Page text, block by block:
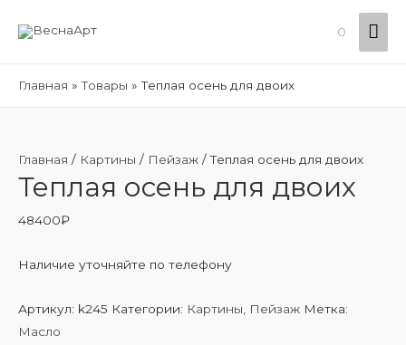
0
Главная Товары Теплая осень для двоих
Главная / Картины / Пейзаж / Теплая осень для двоих
Теплая осень для двоих
48400₽
Наличие уточняйте по телефону
Артикул: k245 Категории: Картины Пейзаж Метка:
Масло